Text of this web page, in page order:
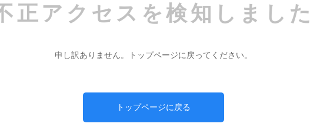
正アクセスを検知しました
申し訳ありません。 トップページに戻ってください。
トップページに戻る